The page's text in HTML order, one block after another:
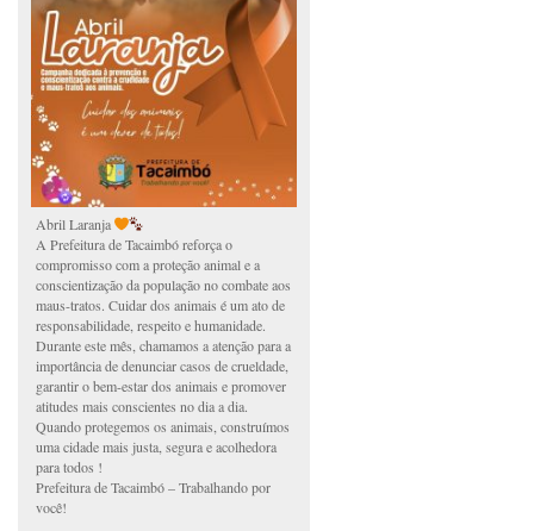
Abril Laranja
A Prefeitura de Tacaimbó reforça o
compromisso com a proteção animal e a
conscientização da população no combate aos
maus-tratos. Cuidar dos animais é um ato de
responsabilidade, respeito e humanidade.
Durante este mês, chamamos a atenção para a
importância de denunciar casos de crueldade,
garantir o bem-estar dos animais e promover
atitudes mais conscientes no dia a dia.
Quando protegemos os animais, construímos
uma cidade mais justa, segura e acolhedora
para todos !
Prefeitura de Tacaimbó – Trabalhando por
você!